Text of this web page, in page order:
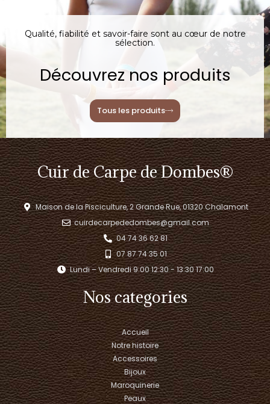
Qualité, fiabilité et savoir-faire sont au cœur de notre
sélection.
Découvrez nos produits
Tous les produits
Cuir de Carpe de Dombes®
Maison de la Pisciculture, 2 Grande Rue, 01320 Chalamont
cuirdecarpededombes@gmail.com
04 74 36 62 81
07 87 74 35 01
Lundi – Vendredi 9:00 12:30 - 13:30 17:00​
Nos categories
Accueil
Notre histoire
Accessoires
Bijoux
Maroquinerie
Peaux